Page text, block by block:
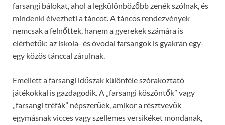
farsangi bálokat, ahol a legkülönbözőbb zenék szólnak, és
mindenki élvezheti a táncot. A táncos rendezvények
nemcsak a felnőttek, hanem a gyerekek számára is
elérhetők: az iskola- és óvodai farsangok is gyakran egy-
egy közös tánccal zárulnak.
Emellett a farsangi időszak különféle szórakoztató
játékokkal is gazdagodik. A „farsangi köszöntők” vagy
„farsangi tréfák” népszerűek, amikor a résztvevők
egymásnak vicces vagy szellemes versikéket mondanak,